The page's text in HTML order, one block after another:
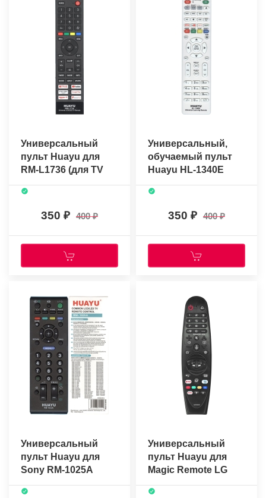
Универсальный
пульт Huayu для
RM-L1736 (для TV
разных марок)
350 400
Универсальный,
обучаемый пульт
Huayu HL-1340E
350 400
Универсальный
пульт Huayu для
Sony RM-1025A
черный
Универсальный
пульт Huayu для
Magic Remote LG
AN-
MR20GA(AKB75855501)